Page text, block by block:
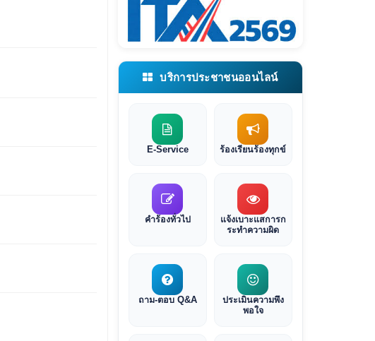
บริการประชาชนออนไลน์
E-Service ร้องเรียนร้องทุกข์
คำร้องทั่วไป
แจ้งเบาะแสการก
ระทำความผิด
ถาม-ตอบ Q&A
ประเมินความพึง
พอใจ